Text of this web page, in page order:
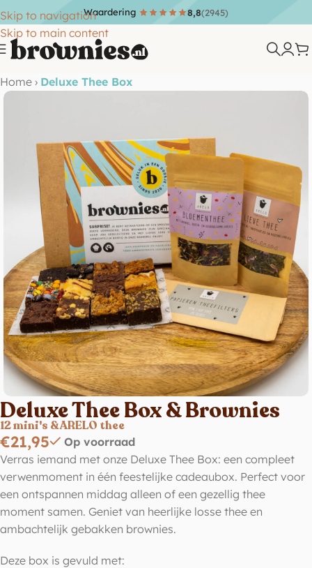
Skip to navigation
Skip to main content
Waardering 8,8(2945)
Home › Deluxe Thee Box
Deluxe Thee Box & Brownies
12 mini's & ARELO thee
€21,95
Op voorraad
Verras iemand met onze Deluxe Thee Box: een compleet
verwenmoment in één feestelijke cadeaubox. Perfect voor
een ontspannen middag alleen of een gezellig thee
moment samen. Geniet van heerlijke losse thee en
ambachtelijk gebakken brownies.
Deze box is gevuld met: